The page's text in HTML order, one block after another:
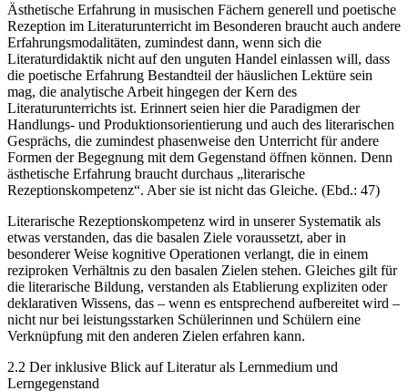
Ästhetische Erfahrung in musischen Fächern generell und poetische
Rezeption im Literaturunterricht im Besonderen braucht auch andere
Erfahrungsmodalitäten, zumindest dann, wenn sich die
Literaturdidaktik nicht auf den unguten Handel einlassen will, dass
die poetische Erfahrung Bestandteil der häuslichen Lektüre sein
mag, die analytische Arbeit hingegen der Kern des
Literaturunterrichts ist. Erinnert seien hier die Paradigmen der
Handlungs- und Produktionsorientierung und auch des literarischen
Gesprächs, die zumindest phasenweise den Unterricht für andere
Formen der Begegnung mit dem Gegenstand öffnen können. Denn
ästhetische Erfahrung braucht durchaus „literarische
Rezeptionskompetenz“. Aber sie ist nicht das Gleiche. (Ebd.: 47)
Literarische Rezeptionskompetenz wird in unserer Systematik als
etwas verstanden, das die basalen Ziele voraussetzt, aber in
besonderer Weise kognitive Operationen verlangt, die in einem
reziproken Verhältnis zu den basalen Zielen stehen. Gleiches gilt für
die literarische Bildung, verstanden als Etablierung expliziten oder
deklarativen Wissens, das – wenn es entsprechend aufbereitet wird –
nicht nur bei leistungsstarken Schülerinnen und Schülern eine
Verknüpfung mit den anderen Zielen erfahren kann.
2.2 Der inklusive Blick auf Literatur als Lernmedium und
Lerngegenstand